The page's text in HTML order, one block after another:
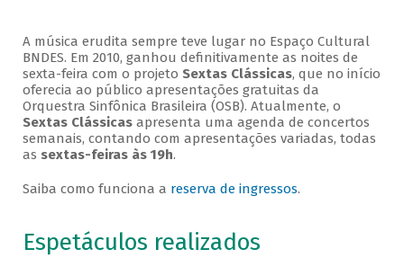
A música erudita sempre teve lugar no Espaço Cultural
BNDES. Em 2010, ganhou definitivamente as noites de
sexta-feira com o projeto Sextas Clássicas, que no início
oferecia ao público apresentações gratuitas da
Orquestra Sinfônica Brasileira (OSB). Atualmente, o
Sextas Clássicasapresenta uma agenda de concertos
semanais, contando com apresentações variadas, todas
as sextas-feiras às 19h.
Saiba como funciona a reserva de ingressos.
Espetáculos realizados